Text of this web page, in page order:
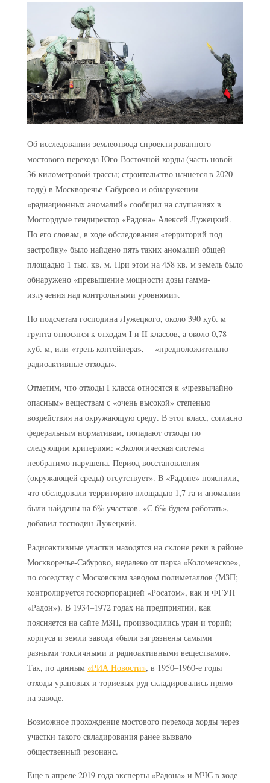
Об исследовании землеотвода спроектированного
мостового перехода Юго-Восточной хорды (часть новой
36-километровой трассы; строительство начнется в 2020
году) в Москворечье-Сабурово и обнаружении
«радиационных аномалий» сообщил на слушаниях в
Мосгордуме гендиректор «Радона» Алексей Лужецкий.
По его словам, в ходе обследования «территорий под
застройку» было найдено пять таких аномалий общей
площадью 1 тыс. кв. м. При этом на 458 кв. м земель было
обнаружено «превышение мощности дозы гамма-
излучения над контрольными уровнями».
По подсчетам господина Лужецкого, около 390 куб. м
грунта относятся к отходам I и II классов, а около 0,78
куб. м, или «треть контейнера»,— «предположительно
радиоактивные отходы».
Отметим, что отходы I класса относятся к «чрезвычайно
опасным» веществам с «очень высокой» степенью
воздействия на окружающую среду. В этот класс, согласно
федеральным нормативам, попадают отходы по
следующим критериям: «Экологическая система
необратимо нарушена. Период восстановления
(окружающей среды) отсутствует». В «Радоне» пояснили,
что обследовали территорию площадью 1,7 га и аномалии
были найдены на 6% участков. «С 6% будем работать»,—
добавил господин Лужецкий.
Радиоактивные участки находятся на склоне реки в районе
Москворечье-Сабурово, недалеко от парка «Коломенское»,
по соседству с Московским заводом полиметаллов (МЗП;
контролируется госкорпорацией «Росатом», как и ФГУП
«Радон»). В 1934–1972 годах на предприятии, как
поясняется на сайте МЗП, производились уран и торий;
корпуса и земли завода «были загрязнены самыми
разными токсичными и радиоактивными веществами».
Так, по данным «РИА Новости», в 1950–1960-е годы
отходы урановых и ториевых руд складировались прямо
на заводе.
Возможное прохождение мостового перехода хорды через
участки такого складирования ранее вызвало
общественный резонанс.
Еще в апреле 2019 года эксперты «Радона» и МЧС в ходе